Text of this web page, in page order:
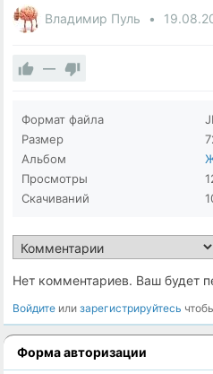
Владимир Пуль
—
Формат файла
Размер
Альбом
Просмотры
Скачиваний
Нет комментариев. Ваш будет
Войдите илизарегистрируйтесь
Форма авторизации